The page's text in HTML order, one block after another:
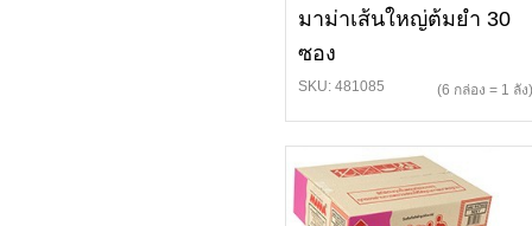
มาม่าเส้นใหญ่ต้มยำ 30
ซอง
SKU: 481085 (6 กล่อง = 1 ลัง)